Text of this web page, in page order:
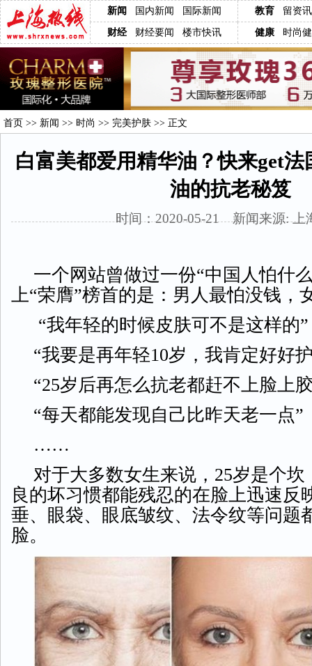
新闻 国内新闻 国际新闻 教育 留资
财经 财经要闻 楼市快讯 健康 时尚
首页 >> 新闻 >> 时尚 >> 完美护肤 >> 正文
白富美都爱用精华油？快来get
油的抗老秘笈
时间：2020-05-21 新闻来源: 上
一个网站曾做过一份“中国人怕什
上“荣膺”榜首的是：男人最怕没钱，
“我年轻的时候皮肤可不是这样的”
“我要是再年轻10岁，我肯定好好
“25岁后再怎么抗老都赶不上脸上
“每天都能发现自己比昨天老一点”
……
对于大多数女生来说， 25岁是个
良的坏习惯都能残忍的在脸上迅速反
垂、眼袋、眼底皱纹、法令纹等问题
脸。